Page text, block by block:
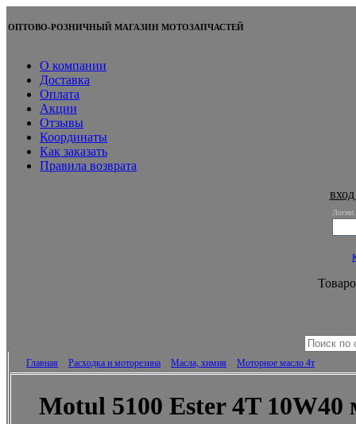
ОПТОВО-РОЗНИЧНЫЙ МАГАЗИН МОТОЗАПЧАСТЕЙ
О компании
Доставка
Оплата
Акции
Отзывы
Координаты
Как заказать
Правила возврата
Логин:
Главная Расходка и моторезина Масла, химия Моторное масло 4т
Motul 5100 Ester 4T 10W40